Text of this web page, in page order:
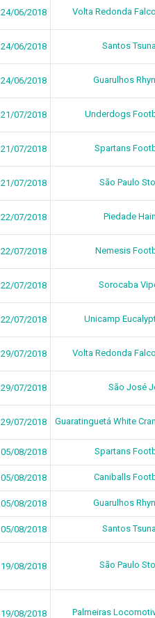
24/06/2018 Volta Redonda
24/06/2018 Santos
24/06/2018 Guarulhos
21/07/2018 Underdogs
21/07/2018 Spartans
21/07/2018 São Paulo
22/07/2018 Piedade
22/07/2018 Nemesis
22/07/2018 Sorocaba
22/07/2018 Unicamp
29/07/2018 Volta Redonda
29/07/2018 São José
29/07/2018 Guaratinguetá White
05/08/2018 Spartans
05/08/2018 Caniballs
05/08/2018 Guarulhos
05/08/2018 Santos
19/08/2018 São Paulo
19/08/2018 Palmeiras